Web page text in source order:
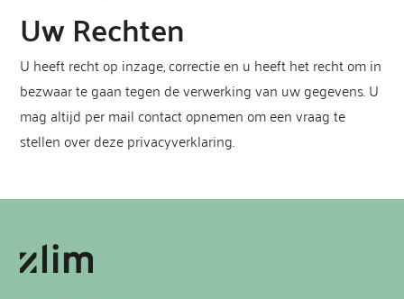
Uw Rechten
U heeft recht op inzage, correctie en u heeft het recht om in
bezwaar te gaan tegen de verwerking van uw gegevens. U
mag altijd per mail contact opnemen om een vraag te
stellen over deze privacyverklaring.